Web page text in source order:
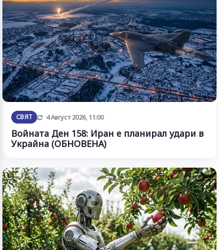
СВЯТ Обновена
4 Август 2026, 11:00
Войната Ден 158: Иран е планирал удари в
Украйна (ОБНОВЕНА)